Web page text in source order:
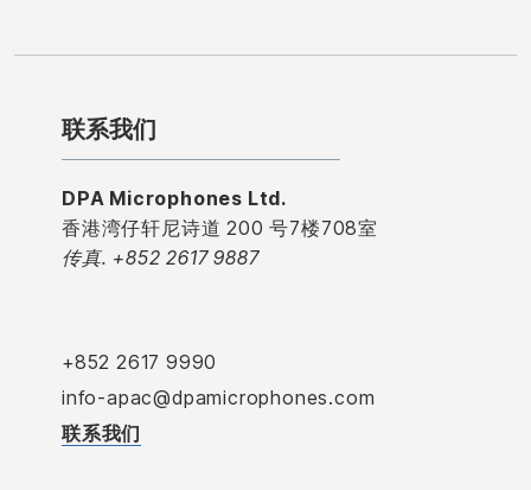
联系我们
DPA Microphones Ltd.
香港湾仔轩尼诗道 200 号7楼708室
传真. +852 2617 9887
+852 2617 9990
info-apac@dpamicrophones.com
联系我们